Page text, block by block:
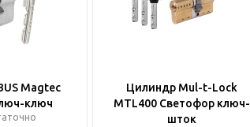
Magtec
ключ
Цилиндр Mul-t-Lock
MTL400 Светофор ключ-
шток